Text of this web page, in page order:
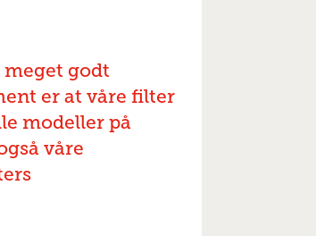
meget godt
er at våre filter
modeller på
våre